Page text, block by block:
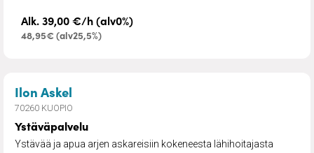
Alk. 39,00 €/h (alv0%)
48,95€ (alv25,5%)
Ilon Askel
70260 KUOPIO
Ystäväpalvelu
Ystävää ja apua arjen askareisiin kokeneesta lähihoitajasta